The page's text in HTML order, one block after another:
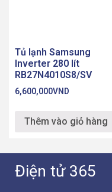
Tủ lạnh Samsung
Inverter 280 lít
RB27N4010S8/SV
6,600,000VND
Thêm vào giỏ hàng
Điện tử 365